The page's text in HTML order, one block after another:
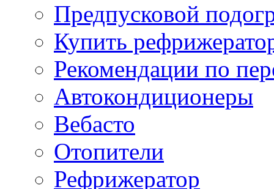
Предпусковой
Купить
Рекомендации по
Автокондиционеры
Вебасто
Отопители
Рефрижератор